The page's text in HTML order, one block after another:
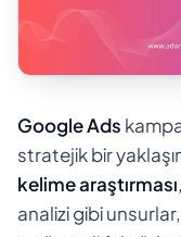
Google Ads
stratejik bir
kelime araştırması
analizi gibi